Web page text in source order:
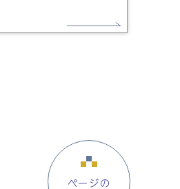
ページの